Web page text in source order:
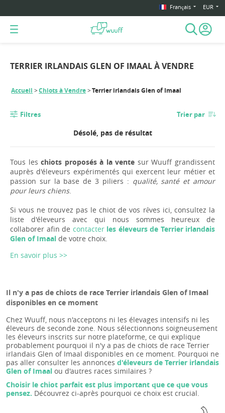
Français EUR
TERRIER IRLANDAIS GLEN OF IMAAL À VENDRE
Accueil Chiots à Vendre Terrier irlandais Glen of Imaal
Filtres Trier par
Désolé, pas de résultat
Tous leschiots proposés à la vente sur Wuuff grandissent
auprès d'éleveurs expérimentés qui exercent leur métier et
passion sur la base de 3 piliers : qualité, santé et amour
pour leurs chiens.
Si vous ne trouvez pas le chiot de vos rêves ici, consultez la
liste d'éleveurs avec qui nous sommes heureux de
collaborer afin de contacterles éleveurs de Terrier irlandais
Glen of Imaal de votre choix.
En savoir plus >>
Il n'y a pas de chiots de race Terrier irlandais Glen of Imaal
disponibles en ce moment
Chez Wuuff, nous n'acceptons ni les élevages intensifs ni les
éleveurs de seconde zone. Nous sélectionnons soigneusement
les éleveurs inscrits sur notre plateforme, ce qui explique
probablement pourquoi il n'y a pas de chiots de race Terrier
irlandais Glen of Imaal disponibles en ce moment. Pourquoi ne
pas aller consulter les annonces d'éleveurs de Terrier irlandais
Glen of Imaal ou d'autres races similaires ?
Choisir le chiot parfait est plus important que ce que vous
pensez. Découvrez ci-après pourquoi ce choix est crucial.